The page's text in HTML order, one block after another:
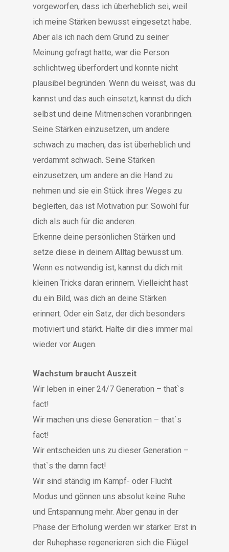
vorgeworfen, dass ich überheblich sei, weil
ich meine Stärken bewusst eingesetzt habe.
Aber als ich nach dem Grund zu seiner
Meinung gefragt hatte, war die Person
schlichtweg überfordert und konnte nicht
plausibel begründen. Wenn du weisst, was du
kannst und das auch einsetzt, kannst du dich
selbst und deine Mitmenschen voranbringen.
Seine Stärken einzusetzen, um andere
schwach zu machen, das ist überheblich und
verdammt schwach. Seine Stärken
einzusetzen, um andere an die Hand zu
nehmen und sie ein Stück ihres Weges zu
begleiten, das ist Motivation pur. Sowohl für
dich als auch für die anderen.
Erkenne deine persönlichen Stärken und
setze diese in deinem Alltag bewusst um.
Wenn es notwendig ist, kannst du dich mit
kleinen Tricks daran erinnern. Vielleicht hast
du ein Bild, was dich an deine Stärken
erinnert. Oder ein Satz, der dich besonders
motiviert und stärkt. Halte dir dies immer mal
wieder vor Augen.
Wachstum braucht Auszeit
Wir leben in einer 24/7 Generation – that`s
fact!
Wir machen uns diese Generation – that`s
fact!
Wir entscheiden uns zu dieser Generation –
that`s the damn fact!
Wir sind ständig im Kampf- oder Flucht
Modus und gönnen uns absolut keine Ruhe
und Entspannung mehr. Aber genau in der
Phase der Erholung werden wir stärker. Erst in
der Ruhephase regenerieren sich die Flügel